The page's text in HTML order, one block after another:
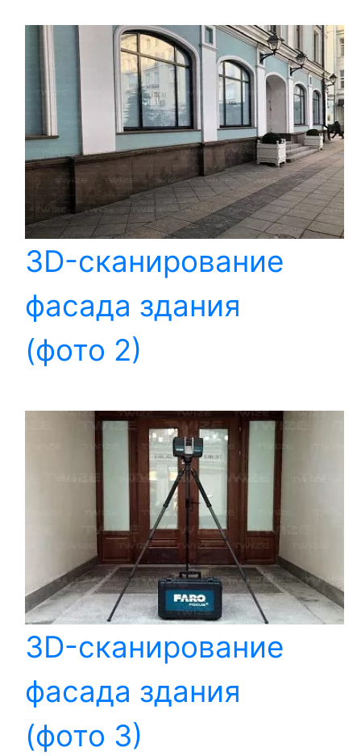
3D-сканирование
фасада здания
(фото 2)
3D-сканирование
фасада здания
(фото 3)